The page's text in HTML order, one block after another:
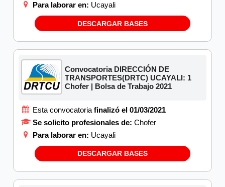
Para laborar en: Ucayali
DESCARGAR BASES
Convocatoria DIRECCIÓN DE
TRANSPORTES(DRTC) UCAYALI: 1
Chofer | Bolsa de Trabajo 2021
Esta convocatoria finalizó el 01/03/2021
Se solicito profesionales de: Chofer
Para laborar en: Ucayali
DESCARGAR BASES